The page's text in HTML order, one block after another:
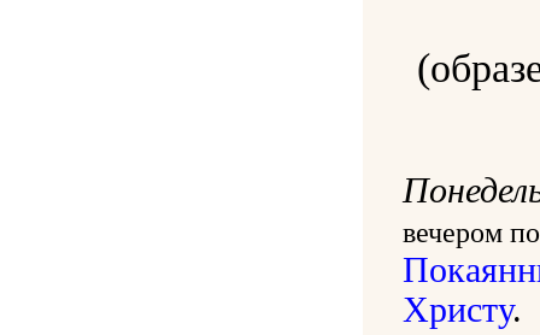
вечером
Христу.